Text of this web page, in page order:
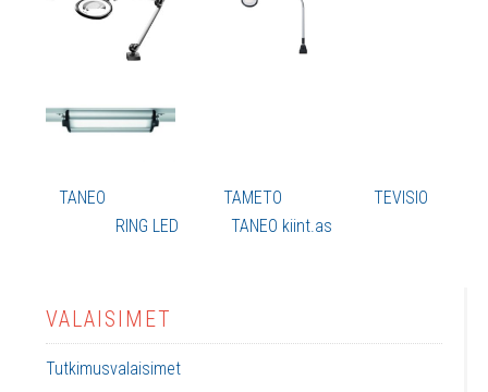
TANEO TAMETO
TEVISIO
RING LED
TANEO kiint.as
VALAISIMET
Tutkimusvalaisimet